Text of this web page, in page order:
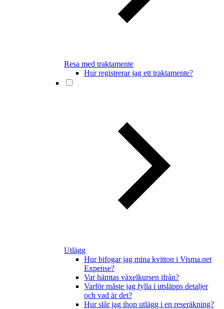
Resa med traktamente
Hur registrerar jag ett traktamente?
Utlägg
Hur bifogar jag mina kvitton i Visma.net
Expense?
Var hämtas växelkursen ifrån?
Varför måste jag fylla i utsläpps detaljer
och vad är det?
Hur slår jag ihop utlägg i en reseräkning?